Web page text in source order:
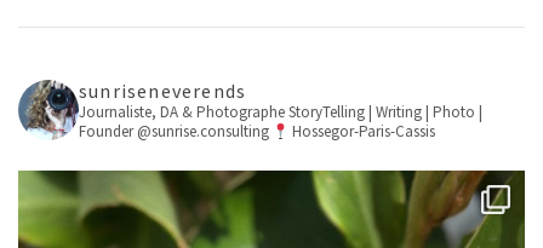
sunriseneverends
Journaliste, DA & PhotographeStoryTelling | Writing | Photo |
Founder @sunrise.consulting
Hossegor-Paris-Cassis